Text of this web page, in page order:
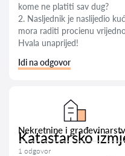
kome ne platiti sav dug?
2. Nasljednik je naslijedio
mora raditi procienu
Hvala unaprijed!
Idi na odgovor
Nekretnine i
Katastarsko
1 odgovor